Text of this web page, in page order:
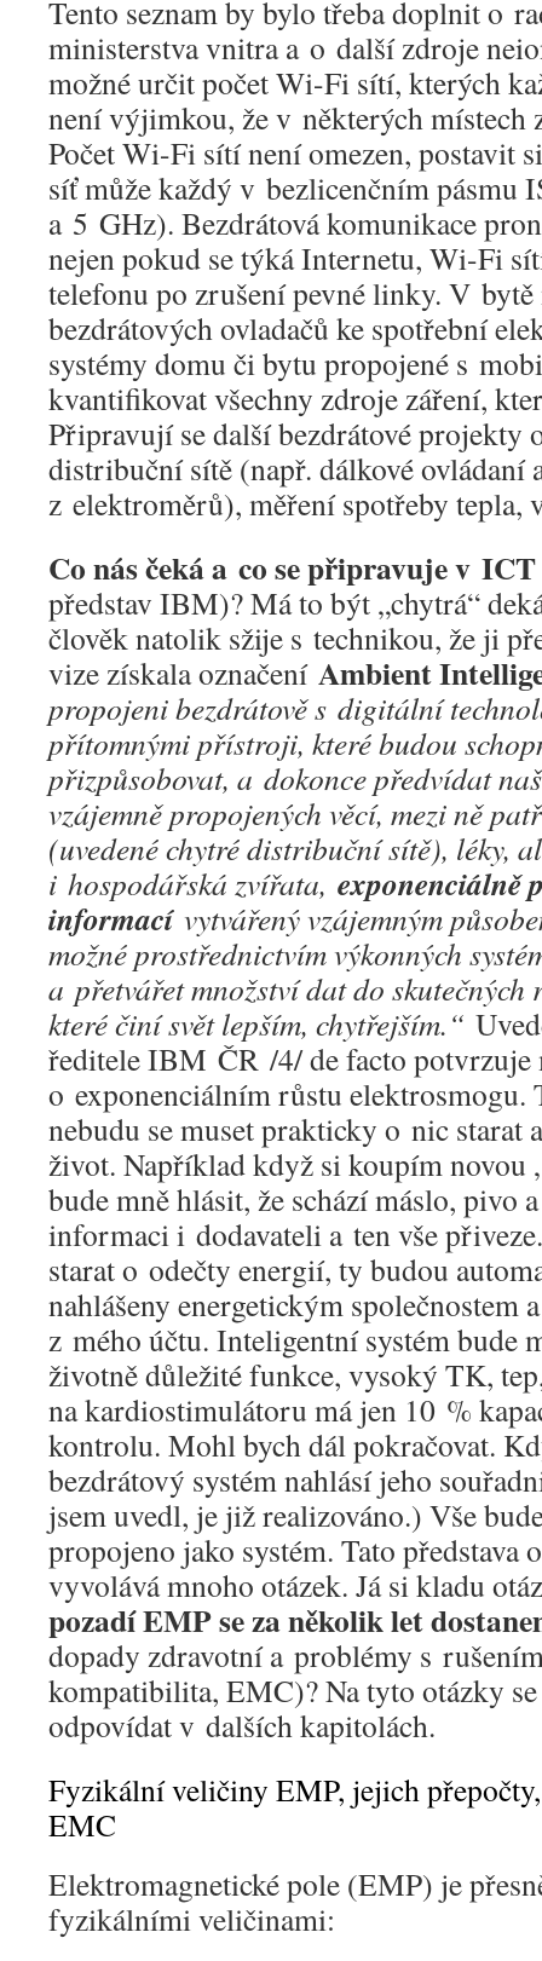
Tento seznam by bylo třeba doplnit o
ministerstva vnitra a o další zdroje
možné určit počet Wi-Fi sítí, kterých
není výjimkou, že v některých místech
Počet Wi-Fi sítí není omezen, postavit
síť může každý v bezlicenčním pásmu
a 5 GHz). Bezdrátová komunikace
nejen pokud se týká Internetu, Wi-Fi
telefonu po zrušení pevné linky. V
bezdrátových ovladačů ke spotřební
systémy domu či bytu propojené s
kvantifikovat všechny zdroje záření,
Připravují se další bezdrátové projekty
distribuční sítě (např. dálkové ovládaní
z elektroměrů), měření spotřeby tepla,
Co nás čeká a co se připravuje v
představ IBM)? Má to být „chytrá“
člověk natolik sžije s technikou, že ji
vize získala označení Ambient
propojeni bezdrátově s digitální
přítomnými přístroji, které budou
přizpůsobovat, a dokonce předvídat
vzájemně propojených věcí, mezi ně
(uvedené chytré distribuční sítě), léky,
i hospodářská zvířata, exponenciálně
informacívytvářený vzájemným
možné prostřednictvím výkonných
a přetvářet množství dat do
které činí svět lepším, chytřejším.“
ředitele IBM ČR /4/ de facto potvrzuje
o exponenciálním růstu elektrosmogu.
nebudu se muset prakticky o nic
život. Například když si koupím novou
bude mně hlásit, že schází máslo, pivo
informaci i dodavateli a ten vše
starat o odečty energií, ty budou
nahlášeny energetickým společnostem
z mého účtu. Inteligentní systém bude
životně důležité funkce, vysoký TK,
na kardiostimulátoru má jen 10 %
kontrolu. Mohl bych dál pokračovat.
bezdrátový systém nahlásí jeho
jsem uvedl, je již realizováno.) Vše
propojeno jako systém. Tato představa
vyvolává mnoho otázek. Já si kladu
pozadí EMP se za několik let
dopady zdravotní a problémy s
kompatibilita, EMC)? Na tyto otázky
odpovídat v dalších kapitolách.
Fyzikální veličiny EMP, jejich
EMC
Elektromagnetické pole (EMP) je
fyzikálními veličinami: